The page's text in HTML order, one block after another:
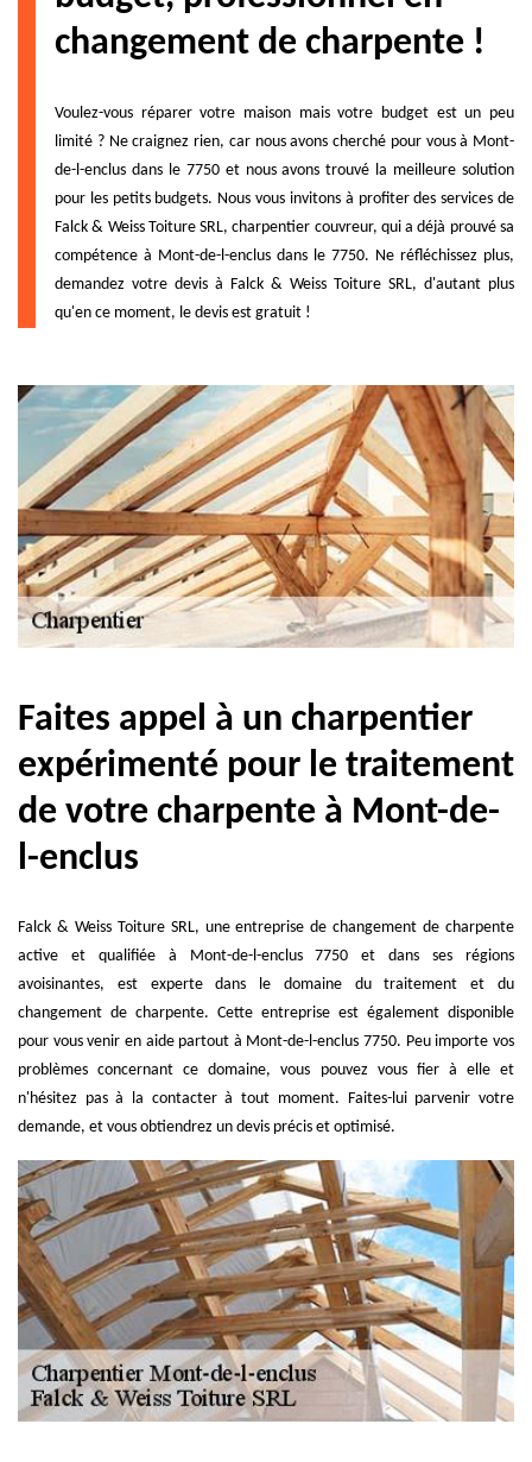
changement de charpente !
Voulez-vous réparer votre maison mais votre budget est un peu
limité ? Ne craignez rien, car nous avons cherché pour vous à Mont-
de-l-enclus dans le 7750 et nous avons trouvé la meilleure solution
pour les petits budgets. Nous vous invitons à profiter des services de
Falck & Weiss Toiture SRL, charpentier couvreur, qui a déjà prouvé sa
compétence à Mont-de-l-enclus dans le 7750. Ne réfléchissez plus,
demandez votre devis à Falck & Weiss Toiture SRL, d'autant plus
qu'en ce moment, le devis est gratuit !
Faites appel à un charpentier
expérimenté pour le traitement
de votre charpente à Mont-de-
l-enclus
Falck & Weiss Toiture SRL, une entreprise de changement de charpente
active et qualifiée à Mont-de-l-enclus 7750 et dans ses régions
avoisinantes, est experte dans le domaine du traitement et du
changement de charpente. Cette entreprise est également disponible
pour vous venir en aide partout à Mont-de-l-enclus 7750. Peu importe vos
problèmes concernant ce domaine, vous pouvez vous fier à elle et
n'hésitez pas à la contacter à tout moment. Faites-lui parvenir votre
demande, et vous obtiendrez un devis précis et optimisé.